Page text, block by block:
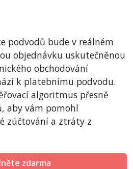
podvodů bude v reálném
objednávku uskutečněnou
obchodování
k platebnímu podvodu.
algoritmus přesně
aby vám pomohl
zúčtování a ztráty z
zdarma